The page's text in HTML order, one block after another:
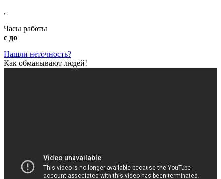
,
Часы работы
с до
Нашли неточность?
Как обманывают людей!